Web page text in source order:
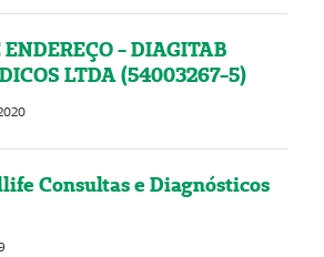
- DIAGITAB
LTDA (54003267-5)
Consultas e Diagnósticos